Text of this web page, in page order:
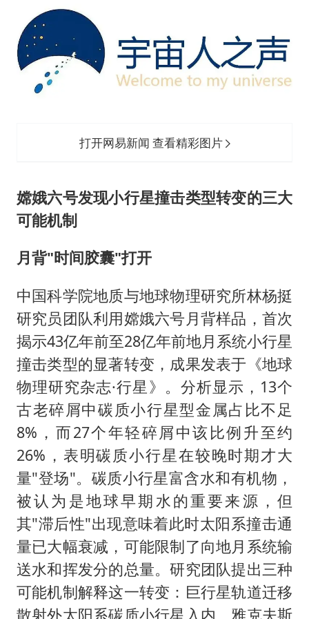
打开网易新闻 查看精彩图片
嫦娥六号发现小行星撞击类型转变的三大
可能机制
月背"时间胶囊"打开
中国科学院地质与地球物理研究所林杨挺
研究员团队利用嫦娥六号月背样品，首次
揭示43亿年前至28亿年前地月系统小行星
撞击类型的显著转变，成果发表于《地球
物理研究杂志·行星》。分析显示，13个
古老碎屑中碳质小行星型金属占比不足
8%，而27个年轻碎屑中该比例升至约
26%，表明碳质小行星在较晚时期才大
量"登场"。碳质小行星富含水和有机物，
被认为是地球早期水的重要来源，但
其"滞后性"出现意味着此时太阳系撞击通
量已大幅衰减，可能限制了向地月系统输
送水和挥发分的总量。研究团队提出三种
可能机制解释这一转变：巨行星轨道迁移
散射外太阳系碳质小行星入内、雅克夫斯